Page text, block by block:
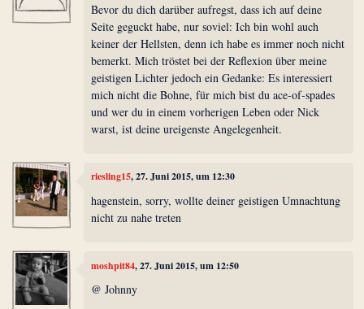
Bevor du dich darüber aufregst, dass ich auf deine
Seite geguckt habe, nur soviel: Ich bin wohl auch
keiner der Hellsten, denn ich habe es immer noch nicht
bemerkt. Mich tröstet bei der Reflexion über meine
geistigen Lichter jedoch ein Gedanke: Es interessiert
mich nicht die Bohne, für mich bist du ace-of-spades
und wer du in einem vorherigen Leben oder Nick
warst, ist deine ureigenste Angelegenheit.
riesling15, 27. Juni 2015, um 12:30
hagenstein, sorry, wollte deiner geistigen Umnachtung
nicht zu nahe treten
moshpit84, 27. Juni 2015, um 12:50
@ Johnny